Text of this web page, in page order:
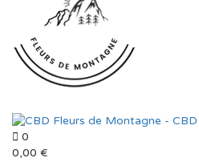
0
0,00 €